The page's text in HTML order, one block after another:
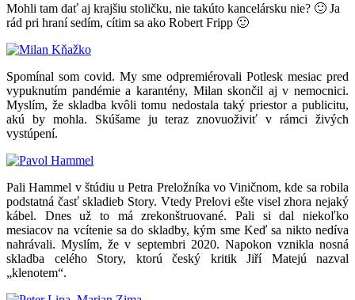
Mohli tam dať aj krajšiu stoličku, nie takúto kancelársku nie? 🙂 Ja
rád pri hraní sedím, cítim sa ako Robert Fripp 🙂
Spomínal som covid. My sme odpremiérovali Potlesk mesiac pred
vypuknutím pandémie a karantény, Milan skončil aj v nemocnici.
Myslím, že skladba kvôli tomu nedostala taký priestor a publicitu,
akú by mohla. Skúšame ju teraz znovuoživiť v rámci živých
vystúpení.
Pali Hammel v štúdiu u Petra Preložníka vo Viničnom, kde sa robila
podstatná časť skladieb Story. Vtedy Prelovi ešte visel zhora nejaký
kábel. Dnes už to má zrekonštruované. Pali si dal niekoľko
mesiacov na vcítenie sa do skladby, kým sme Keď sa nikto nedíva
nahrávali. Myslím, že v septembri 2020. Napokon vznikla nosná
skladba celého Story, ktorú český kritik Jiří Matejú nazval
„klenotem“.